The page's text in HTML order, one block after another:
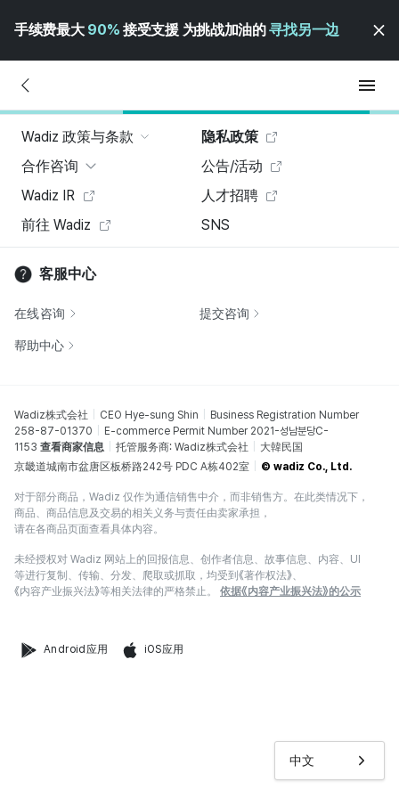
手续费最大 90% 接受支援 为挑战加油的寻找另一边
中文
Wadiz 政策与条款
隐私政策
合作咨询
公告/活动
Wadiz IR
人才招聘
前往 Wadiz
SNS
客服中心
在线咨询 提交咨询
帮助中心
Wadiz株式会社 CEO Hye-sung Shin
Business Registration Number
258-87-01370
E-commerce Permit Number 2021-성남분당C-
1153 查看商家信息 托管服务商: Wadiz株式会社
大韓民国
京畿道城南市盆唐区板桥路242号 PDC A栋402室
© wadiz Co., Ltd.
对于部分商品，Wadiz 仅作为通信销售中介，而非销售方。在此类情况下，
商品、商品信息及交易的相关义务与责任由卖家承担，
请在各商品页面查看具体内容。
未经授权对 Wadiz 网站上的回报信息、创作者信息、故事信息、内容、UI
等进行复制、传输、分发、爬取或抓取，均受到《著作权法》、
《内容产业振兴法》等相关法律的严格禁止。
依据《内容产业振兴法》的公示
Android应用 iOS应用